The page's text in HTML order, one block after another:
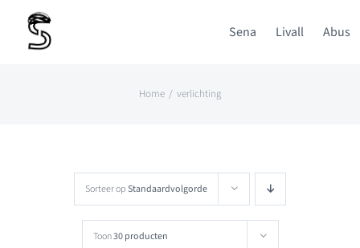
naar
Sena Livall Abus
Home verlichting
Sorteer opStandaardvolgorde
Toon30 producten